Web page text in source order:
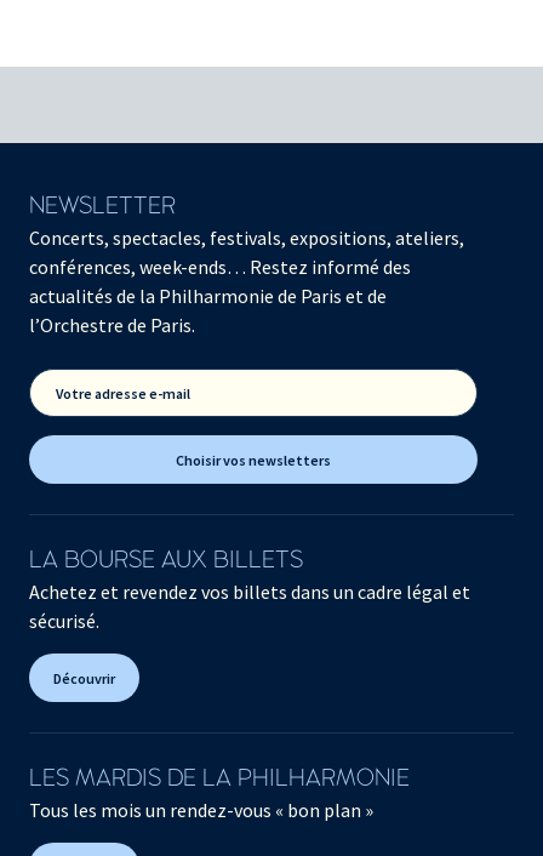
NEWSLETTER
Concerts, spectacles, festivals, expositions, ateliers,
conférences, week-ends… Restez informé des
actualités de la Philharmonie de Paris et de
l’Orchestre de Paris.
Votre adresse e-mail
Choisir vos newsletters
LA BOURSE AUX BILLETS
Achetez et revendez vos billets dans un cadre légal et
sécurisé.
Découvrir
LES MARDIS DE LA PHILHARMONIE
Tous les mois un rendez-vous « bon plan »